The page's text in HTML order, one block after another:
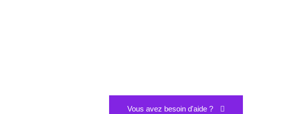
Vous avez besoin d'aide ?